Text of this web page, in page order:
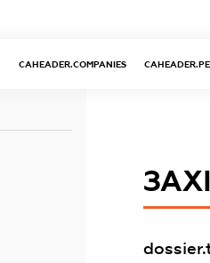
CAHEADER.COMPANIES